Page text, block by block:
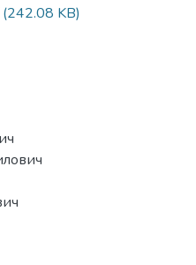
(242.08 KB)